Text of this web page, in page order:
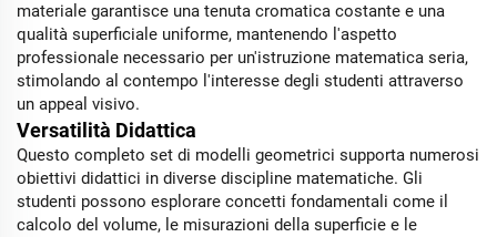
materiale garantisce una tenuta cromatica costante e una
qualità superficiale uniforme, mantenendo l'aspetto
professionale necessario per un'istruzione matematica seria,
stimolando al contempo l'interesse degli studenti attraverso
un appeal visivo.
Versatilità Didattica
Questo completo set di modelli geometrici supporta numerosi
obiettivi didattici in diverse discipline matematiche. Gli
studenti possono esplorare concetti fondamentali come il
calcolo del volume, le misurazioni della superficie e le